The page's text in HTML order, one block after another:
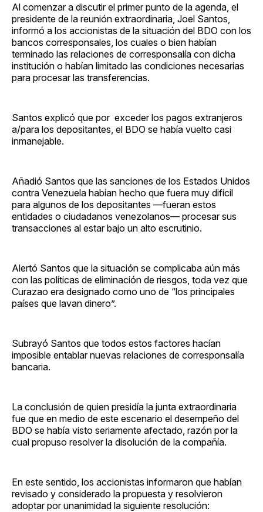
Al comenzar a discutir el primer punto de la agenda, el
presidente de la reunión extraordinaria, Joel Santos,
informó a los accionistas de la situación del BDO con los
bancos corresponsales, los cuales o bien habían
terminado las relaciones de corresponsalía con dicha
institución o habían limitado las condiciones necesarias
para procesar las transferencias.
Santos explicó que por exceder los pagos extranjeros
a/para los depositantes, el BDO se había vuelto casi
inmanejable.
Añadió Santos que las sanciones de los Estados Unidos
contra Venezuela habían hecho que fuera muy difícil
para algunos de los depositantes —fueran estos
entidades o ciudadanos venezolanos— procesar sus
transacciones al estar bajo un alto escrutinio.
Alertó Santos que la situación se complicaba aún más
con las políticas de eliminación de riesgos, toda vez que
Curazao era designado como uno de “los principales
países que lavan dinero”.
Subrayó Santos que todos estos factores hacían
imposible entablar nuevas relaciones de corresponsalía
bancaria.
La conclusión de quien presidía la junta extraordinaria
fue que en medio de este escenario el desempeño del
BDO se había visto seriamente afectado, razón por la
cual propuso resolver la disolución de la compañía.
En este sentido, los accionistas informaron que habían
revisado y considerado la propuesta y resolvieron
adoptar por unanimidad la siguiente resolución: